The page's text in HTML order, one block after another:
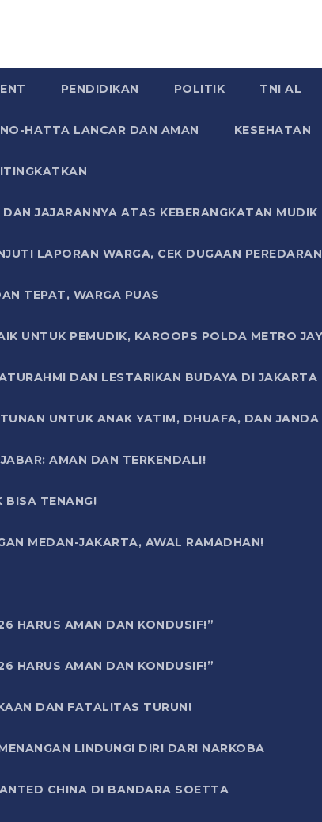
PENDIDIKAN POLITIK TNI AL
HATTA LANCAR DAN AMAN KESEHATAN
JAJARANNYA ATAS KEBERANGKATAN
LAPORAN WARGA, CEK DUGAAN
TEPAT, WARGA PUAS
UNTUK PEMUDIK, KAROOPS POLDA METRO
DAN LESTARIKAN BUDAYA DI JAKARTA
UNTUK ANAK YATIM, DHUAFA, DAN
AMAN DAN TERKENDALI!
BISA TENANG!
MEDAN-JAKARTA, AWAL RAMADHAN!
HARUS AMAN DAN KONDUSIF!”
HARUS AMAN DAN KONDUSIF!”
DAN FATALITAS TURUN!
LINDUNGI DIRI DARI NARKOBA
CHINA DI BANDARA SOETTA